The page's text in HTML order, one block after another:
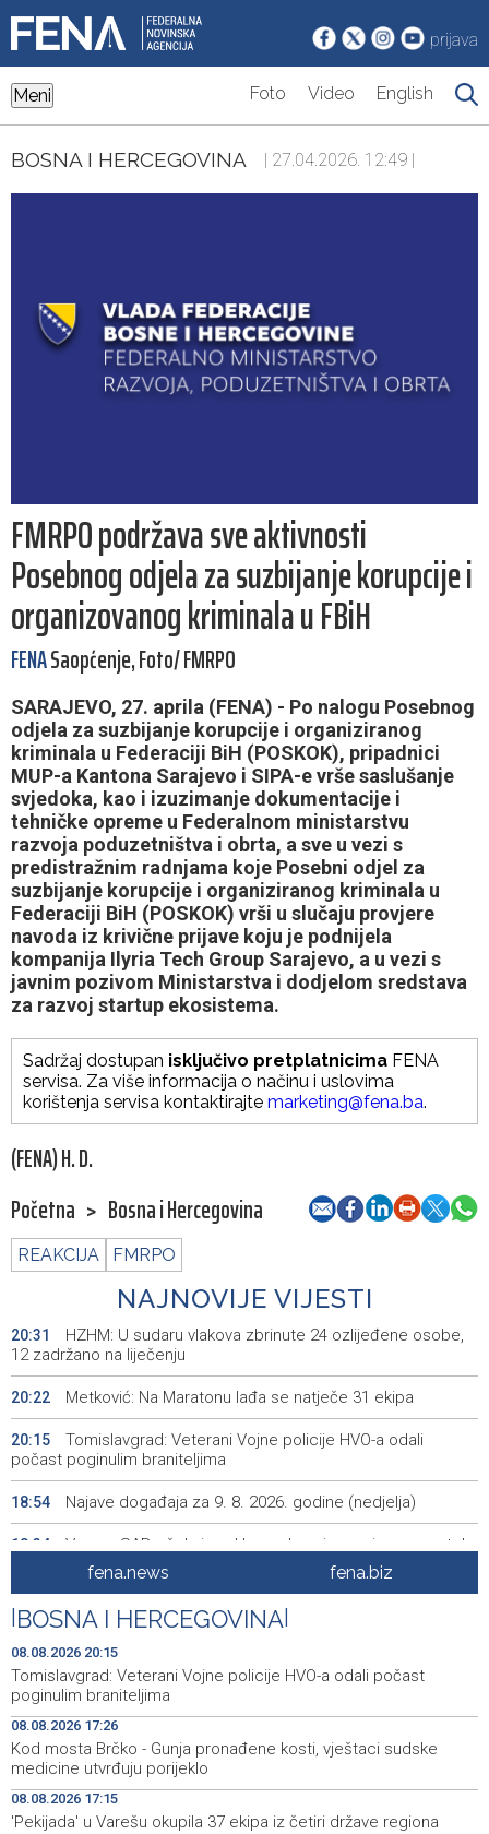
prijava
Meni Foto Video English
BOSNA I HERCEGOVINA | 27.04.2026. 12:49 |
FMRPO podržava sve aktivnosti
Posebnog odjela za suzbijanje korupcije i
organizovanog kriminala u FBiH
FENASaopćenje, Foto/ FMRPO
SARAJEVO, 27. aprila (FENA) - Po nalogu Posebnog
odjela za suzbijanje korupcije i organiziranog
kriminala u Federaciji BiH (POSKOK), pripadnici
MUP-a Kantona Sarajevo i SIPA-e vrše saslušanje
svjedoka, kao i izuzimanje dokumentacije i
tehničke opreme u Federalnom ministarstvu
razvoja poduzetništva i obrta, a sve u vezi s
predistražnim radnjama koje Posebni odjel za
suzbijanje korupcije i organiziranog kriminala u
Federaciji BiH (POSKOK) vrši u slučaju provjere
navoda iz krivične prijave koju je podnijela
kompanija Ilyria Tech Group Sarajevo, a u vezi s
javnim pozivom Ministarstva i dodjelom sredstava
za razvoj startup ekosistema.
Sadržaj dostupan isključivo pretplatnicima FENA
servisa. Za više informacija o načinu i uslovima
korištenja servisa kontaktirajte marketing@fena.ba.
(FENA) H. D.
Početna > Bosna i Hercegovina
REAKCIJA FMRPO
NAJNOVIJE VIJESTI
20:31
HZHM: U sudaru vlakova zbrinute 24 ozlijeđene osobe,
12 zadržano na liječenju
20:22 Metković: Na Maratonu lađa se natječe 31 ekipa
20:15
Tomislavgrad: Veterani Vojne policije HVO-a odali
počast poginulim braniteljima
18:54 Najave događaja za 9. 8. 2026. godine (nedjelja)
18:34
Vance: SAD očekuje od Irana da osigura siguran protok
nafte kroz Hormuški moreuz
18:21
Iranski šef sigurnosti: Hormuški moreuz će ostati
zatvoren dok SAD ne ispuni zahtjeve Teherana
18:09
Iran 'vrlo blizu' dogovora s Omanom o novoj Hormuškoj
brodskoj ruti
18:05
Koncertom Marije Šerifović večeras se zatvara
manifestacija 'Dani dijaspore Travnik 2026'
17:26
Kod mosta Brčko - Gunja pronađene kosti, vještaci
sudske medicine utvrđuju porijeklo
fena.news fena.biz
BOSNA I HERCEGOVINA
08.08.2026 20:15
Tomislavgrad: Veterani Vojne policije HVO-a odali počast
poginulim braniteljima
08.08.2026 17:26
Kod mosta Brčko - Gunja pronađene kosti, vještaci sudske
medicine utvrđuju porijeklo
08.08.2026 17:15
'Pekijada' u Varešu okupila 37 ekipa iz četiri države regiona